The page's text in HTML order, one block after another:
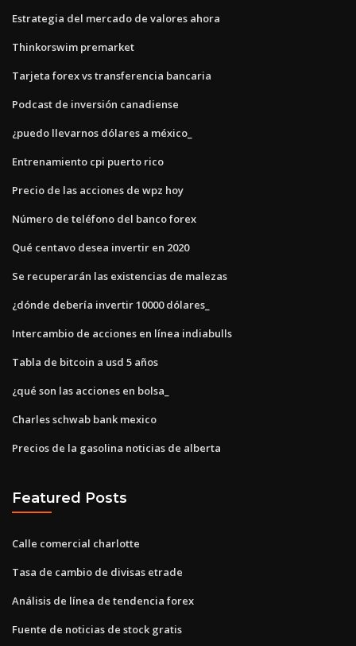
Estrategia del mercado de valores ahora
Thinkorswim premarket
Tarjeta forex vs transferencia bancaria
Podcast de inversión canadiense
¿puedo llevarnos dólares a méxico_
Entrenamiento cpi puerto rico
Precio de las acciones de wpz hoy
Número de teléfono del banco forex
Qué centavo desea invertir en 2020
Se recuperarán las existencias de malezas
¿dónde debería invertir 10000 dólares_
Intercambio de acciones en línea indiabulls
Tabla de bitcoin a usd 5 años
¿qué son las acciones en bolsa_
Charles schwab bank mexico
Precios de la gasolina noticias de alberta
Featured Posts
Calle comercial charlotte
Tasa de cambio de divisas etrade
Análisis de línea de tendencia forex
Fuente de noticias de stock gratis